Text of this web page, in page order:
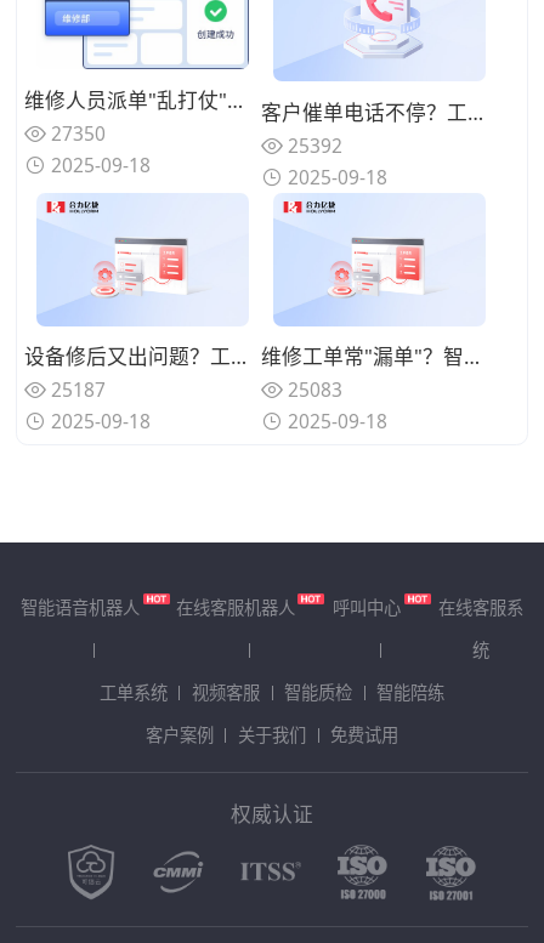
维修人员派单"乱打仗"？系统智能调度功能如何优化？
27350
2025-09-18
客户催单电话不停？工单进度实时同步功能怎么用才贴心？
25392
2025-09-18
设备修后又出问题？工单系统怎么帮着追溯维修质量？
25187
2025-09-18
维修工单常"漏单"？智能提醒功能该怎么用才不踩坑？
25083
2025-09-18
智能语音机器人 在线客服机器人 呼叫中心
在线客服系
统
工单系统
视频客服 智能质检
智能陪练
客户案例
关于我们 免费试用
权威认证